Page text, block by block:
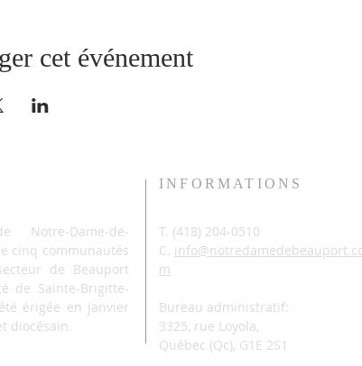
cet événement
Notre-Dame-de-
cinq communautés
de Beauport
de Sainte-Brigitte-
érigée en janvier
diocésain.
INFORMATIONS
T. (418) 204-0510
C.
m
Bureau administratif:
3325, rue Loyola,
Québec (Qc), G1E 2S1